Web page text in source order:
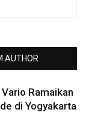
AUTHOR
Ramaikan
di Yogyakarta